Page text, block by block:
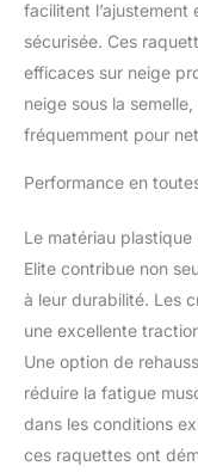
facilitent
sécurisée. Ces
efficaces sur neige
neige sous la
fréquemment pour
Performance en
Le matériau
Elite contribue non
à leur durabilité. Les
une excellente
Une option de
réduire la fatigue
dans les conditions
ces raquettes ont